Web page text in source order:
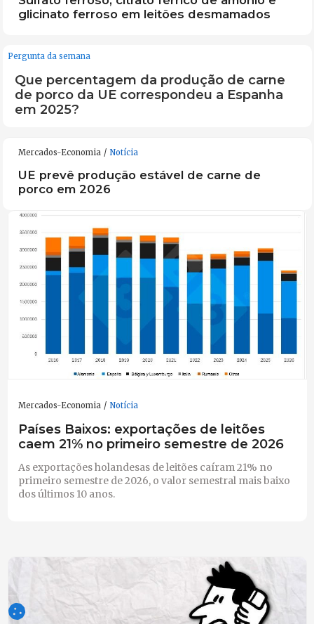
glicinato ferroso em leitões desmamados
Pergunta da semana
Que percentagem da produção de carne
de porco da UE correspondeu a Espanha
em 2025?
Mercados-Economia Notícia
UE prevê produção estável de carne de
porco em 2026
Mercados-Economia Notícia
Países Baixos: exportações de leitões
caem 21% no primeiro semestre de 2026
As exportações holandesas de leitões caíram 21% no
primeiro semestre de 2026, o valor semestral mais baixo
dos últimos 10 anos.